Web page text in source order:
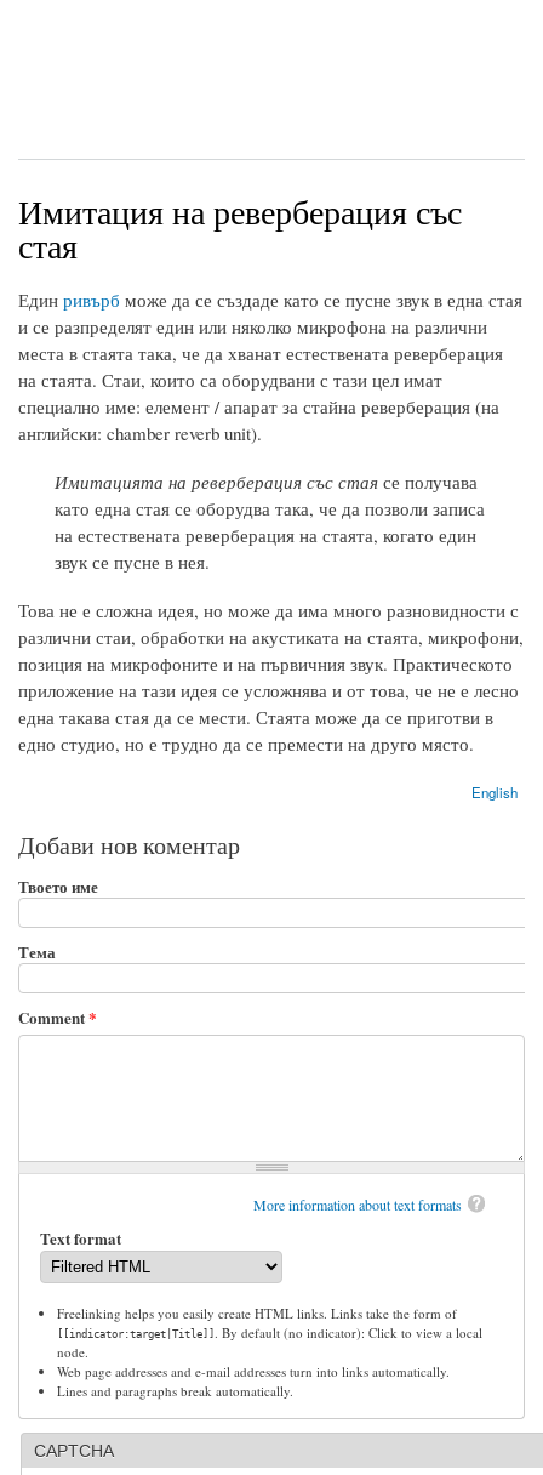
Имитация на реверберация със
стая
Един ривърб може да се създаде като се пусне звук в една стая
и се разпределят един или няколко микрофона на различни
места в стаята така, че да хванат естествената реверберация
на стаята. Стаи, които са оборудвани с тази цел имат
специално име: елемент / апарат за стайна реверберация (на
английски: chamber reverb unit).
Имитацията на реверберация със стая се получава
като една стая се оборудва така, че да позволи записа
на естествената реверберация на стаята, когато един
звук се пусне в нея.
Това не е сложна идея, но може да има много разновидности с
различни стаи, обработки на акустиката на стаята, микрофони,
позиция на микрофоните и на първичния звук. Практическото
приложение на тази идея се усложнява и от това, че не е лесно
една такава стая да се мести. Стаята може да се приготви в
едно студио, но е трудно да се премести на друго място.
English
Добави нов коментар
Твоето име
Тема
Comment*
More information about text formats
Text format
Freelinking helps you easily create HTML links. Links take the form of
[[indicator:target|Title]]
. By default (no indicator): Click to view a local
node.
Web page addresses and e-mail addresses turn into links automatically.
Lines and paragraphs break automatically.
CAPTCHA